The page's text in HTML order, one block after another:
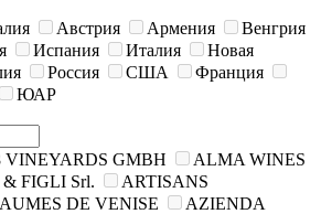
Австрия Армения
Венгрия
Испания Италия
Новая
Россия США
Франция
ЮАР
VINEYARDS GMBH
ALMA WINES
FIGLI Srl.
ARTISANS
DE VENISE
AZIENDA